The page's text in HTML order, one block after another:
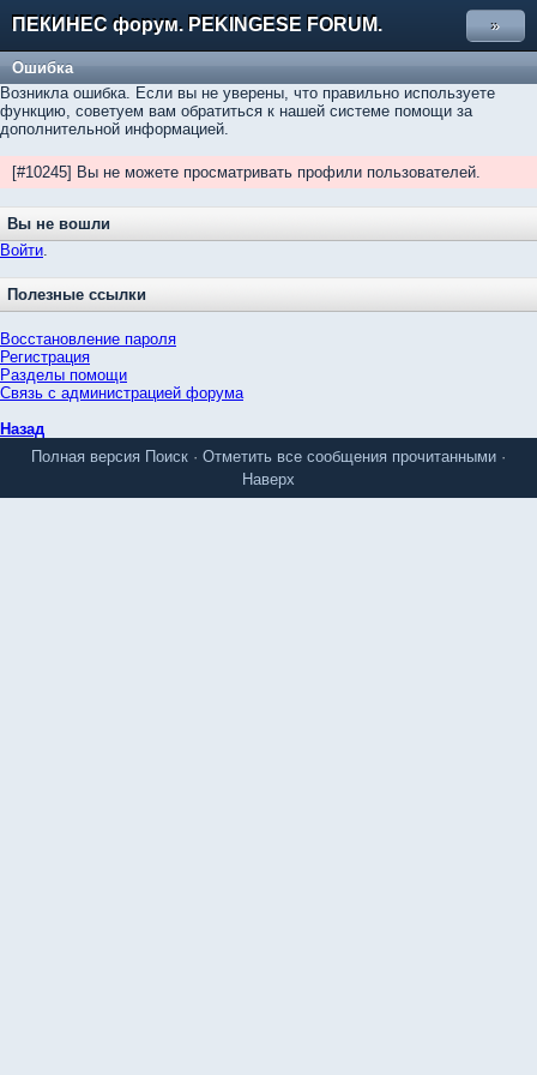
ПЕКИНЕС форум. PEKINGESE FORUM. »
Ошибка
Возникла ошибка. Если вы не уверены, что правильно используете
функцию, советуем вам обратиться к нашей системе помощи за
дополнительной информацией.
[#10245] Вы не можете просматривать профили пользователей.
Вы не вошли
Войти.
Полезные ссылки
Восстановление пароля
Регистрация
Разделы помощи
Связь с администрацией форума
Назад
Полная версия Поиск · Отметить все сообщения прочитанными ·
Наверх